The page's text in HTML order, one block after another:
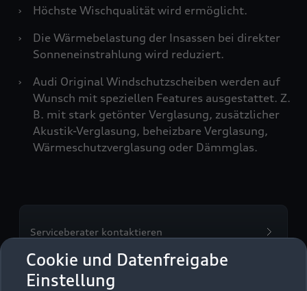
Cookie und Datenfreigabe
Einstellung
›
Höchste Wischqualität wird ermöglicht.
›
Die Wärmebelastung der Insassen bei direkter
Sonneneinstrahlung wird reduziert.
›
Audi Original Windschutzscheiben werden auf
Wunsch mit speziellen Features ausgestattet. Z.
B. mit stark getönter Verglasung, zusätzlicher
Akustik-Verglasung, beheizbare Verglasung,
Wärmeschutzverglasung oder Dämmglas.
Serviceberater kontaktieren